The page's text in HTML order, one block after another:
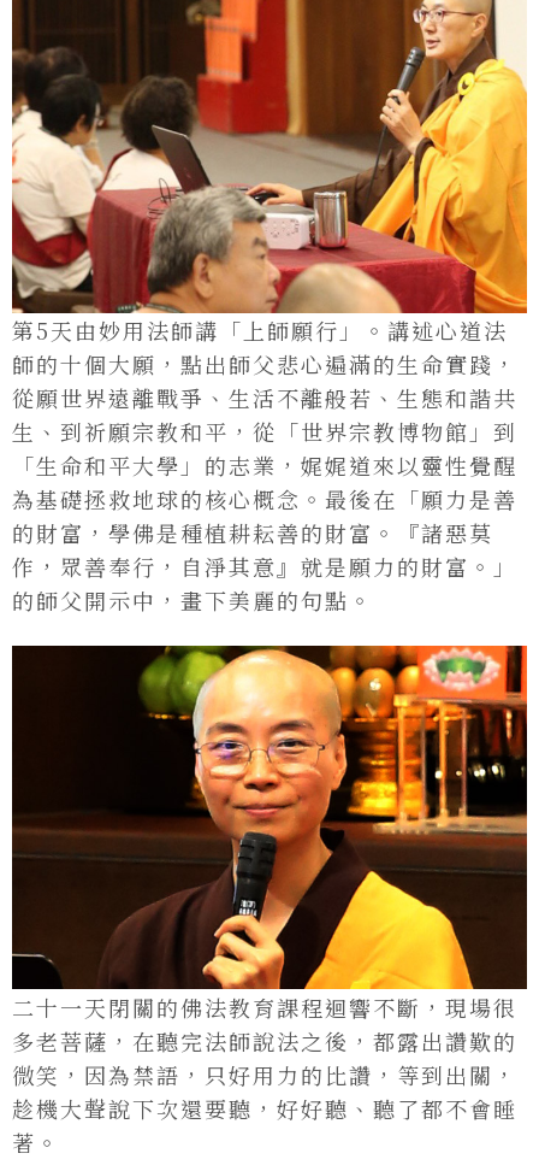
第5天由妙用法師講「上師願行」。講述心道法
師的十個大願，點出師父悲心遍滿的生命實踐，
從願世界遠離戰爭、生活不離般若、生態和諧共
生、到祈願宗教和平，從「世界宗教博物館」到
「生命和平大學」的志業，娓娓道來以靈性覺醒
為基礎拯救地球的核心概念。最後在「願力是善
的財富，學佛是種植耕耘善的財富。『諸惡莫
作，眾善奉行，自淨其意』就是願力的財富。」
的師父開示中，畫下美麗的句點。
二十一天閉關的佛法教育課程迴響不斷，現場很
多老菩薩，在聽完法師說法之後，都露出讚歎的
微笑，因為禁語，只好用力的比讚，等到出關，
趁機大聲說下次還要聽，好好聽、聽了都不會睡
著。